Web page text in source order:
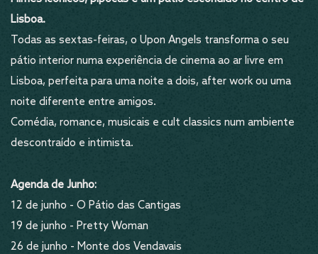
Lisboa.
Todas as sextas-feiras, o Upon Angels transforma o seu
pátio interior numa experiência de cinema ao ar livre em
Lisboa, perfeita para uma noite a dois, after work ou uma
noite diferente entre amigos.
Comédia, romance, musicais e cult classics num ambiente
descontraído e intimista.
Agenda de Junho:
12 de junho - O Pátio das Cantigas
19 de junho - Pretty Woman
26 de junho - Monte dos Vendavais